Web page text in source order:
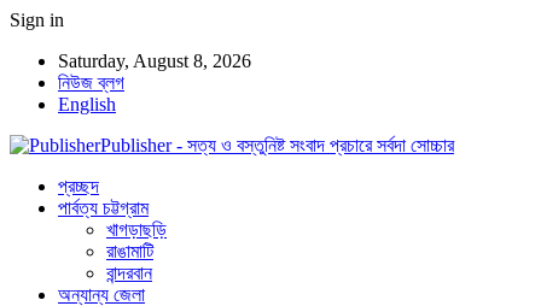
Sign in
Saturday, August 8, 2026
নিউজ ব্লগ
English
Publisher - সত্য ও বস্তুনিষ্ট সংবাদ প্রচারে সর্বদা সোচ্চার
প্রচ্ছদ
পার্বত্য চট্টগ্রাম
খাগড়াছড়ি
রাঙামাটি
বান্দরবান
অন্যান্য জেলা